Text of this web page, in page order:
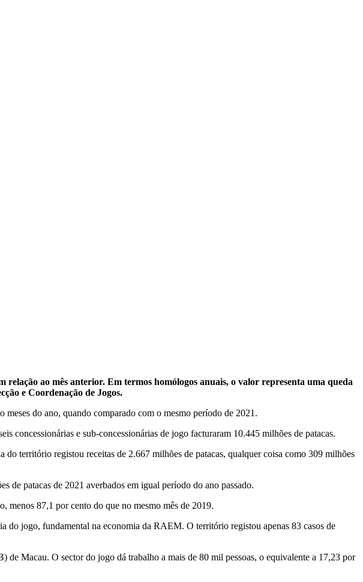
ao mês anterior. Em termos homólogos anuais, o valor representa uma queda
e Coordenação de Jogos.
do ano, quando comparado com o mesmo período de 2021.
concessionárias e sub-concessionárias de jogo facturaram 10.445 milhões de patacas.
território registou receitas de 2.667 milhões de patacas, qualquer coisa como 309 milhões
de patacas de 2021 averbados em igual período do ano passado.
menos 87,1 por cento do que no mesmo mês de 2019.
do jogo, fundamental na economia da RAEM. O território registou apenas 83 casos de
Macau. O sector do jogo dá trabalho a mais de 80 mil pessoas, o equivalente a 17,23 por